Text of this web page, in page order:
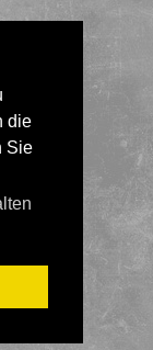
die
Sie